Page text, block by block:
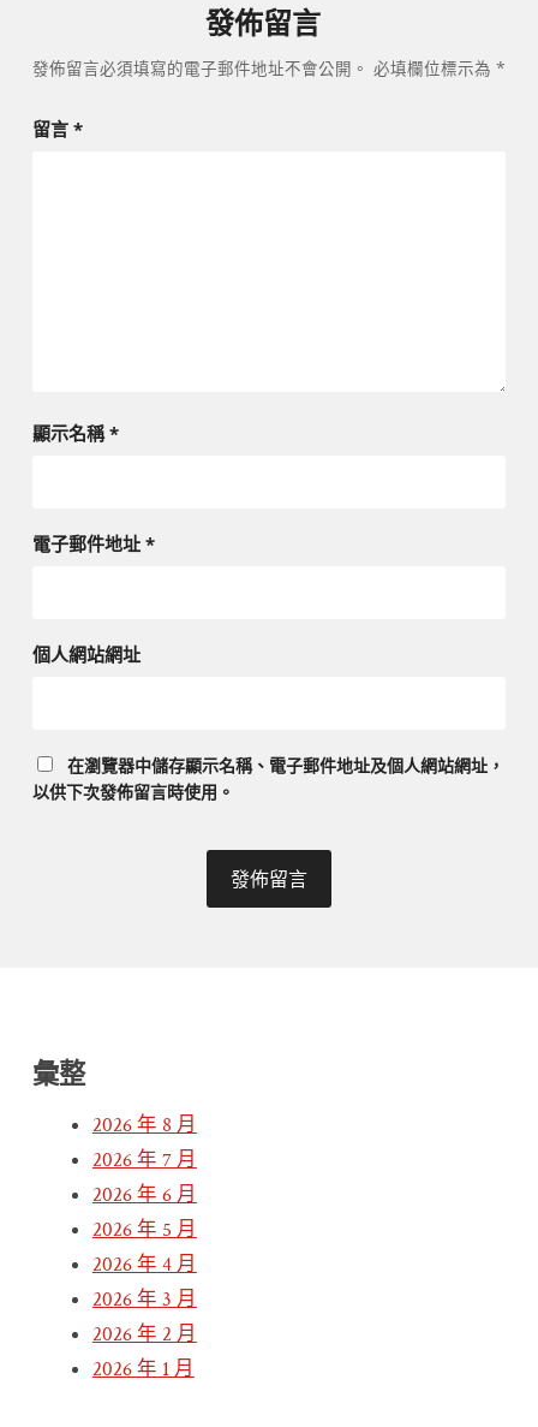
發佈留言
發佈留言必須填寫的電子郵件地址不會公開。 必填欄位標示為 *
留言 *
顯示名稱*
電子郵件地址 *
個人網站網址
在瀏覽器中儲存顯示名稱、電子郵件地址及個人網站網址，
以供下次發佈留言時使用。
彙整
2026 年 8 月
2026 年 7 月
2026 年 6 月
2026 年 5 月
2026 年 4 月
2026 年 3 月
2026 年 2 月
2026 年 1 月